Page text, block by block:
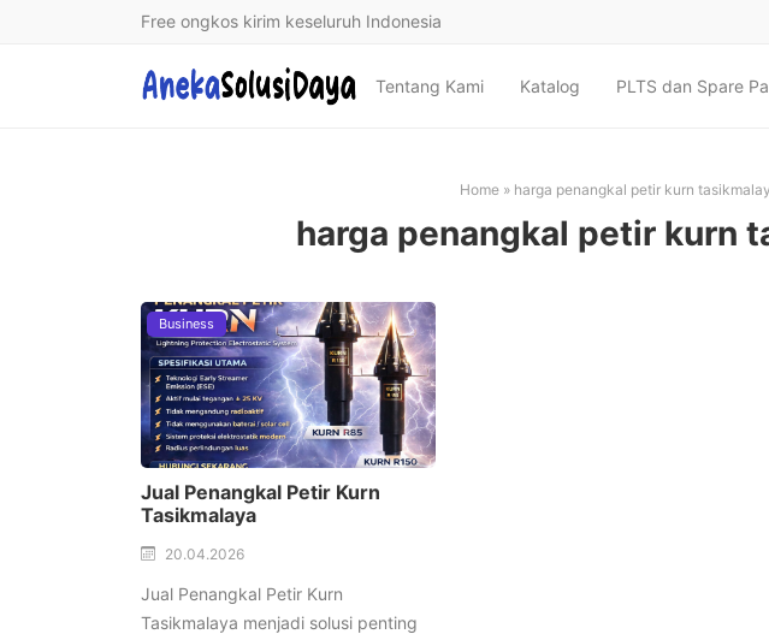
Free ongkos kirim keseluruh Indonesia
Tentang Kami Katalog PLTS dan Spare
Home» harga penangkal petir kurn
harga penangkal petir kurn
Business
Jual Penangkal Petir Kurn
Tasikmalaya
20.04.2026
Jual Penangkal Petir Kurn
Tasikmalaya menjadi solusi penting